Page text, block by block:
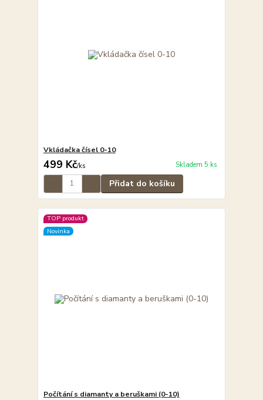
Vkládačka čísel 0-10
499 Kč/ks Skladem 5 ks
Přidat do košíku
TOP produkt
Novinka
Počítání s diamanty a beruškami (0-10)